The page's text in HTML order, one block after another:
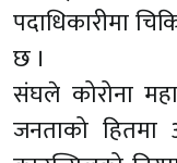
पदाधिकारीमा
छ ।
संघले कोरोना
जनताको